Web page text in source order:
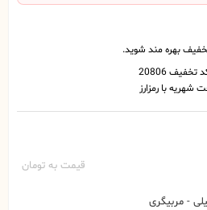
قیمت به تومان
- مربیگری